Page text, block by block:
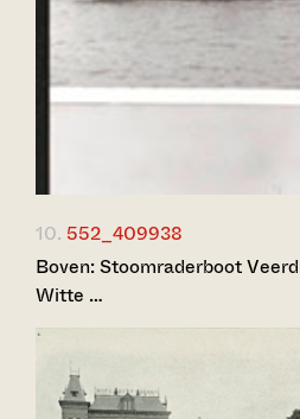
10. 552_409938
Boven: Stoomraderboot
Witte …